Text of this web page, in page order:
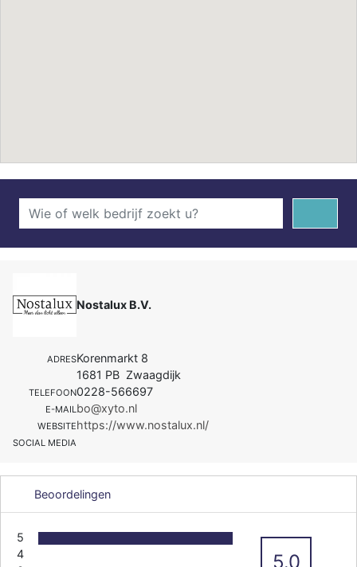
Nostalux B.V.
ADRESKorenmarkt 8
1681 PB Zwaagdijk
TELEFOON0228-566697
E-MAILbo@xyto.nl
WEBSITEhttps://www.nostalux.nl/
SOCIAL MEDIA
Beoordelingen
5
4
5.0